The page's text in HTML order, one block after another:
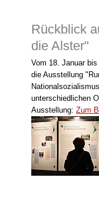
Rückblick
die Alster"
Vom 18. Januar
die Ausstellung
unterschiedlichen
Ausstellung: Zum